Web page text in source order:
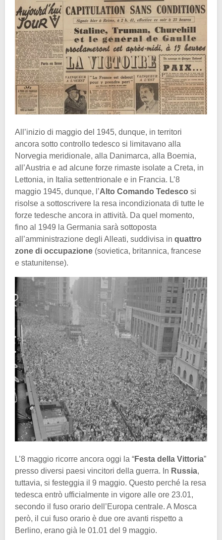
All’inizio di maggio del 1945, dunque, in territori
ancora sotto controllo tedesco si limitavano alla
Norvegia meridionale, alla Danimarca, alla Boemia,
all’Austria e ad alcune forze rimaste isolate a Creta, in
Lettonia, in Italia settentrionale e in Francia. L’8
maggio 1945, dunque, l’Alto Comando Tedesco si
risolse a sottoscrivere la resa incondizionata di tutte le
forze tedesche ancora in attività. Da quel momento,
fino al 1949 la Germania sarà sottoposta
all’amministrazione degli Alleati, suddivisa in quattro
zone di occupazione (sovietica, britannica, francese
e statunitense).
L’8 maggio ricorre ancora oggi la “Festa della Vittoria”
presso diversi paesi vincitori della guerra. In Russia,
tuttavia, si festeggia il 9 maggio. Questo perché la resa
tedesca entrò ufficialmente in vigore alle ore 23.01,
secondo il fuso orario dell’Europa centrale. A Mosca
però, il cui fuso orario è due ore avanti rispetto a
Berlino, erano già le 01.01 del 9 maggio.